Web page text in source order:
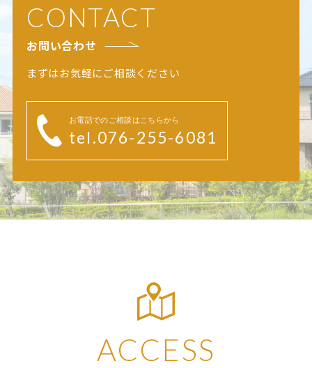
CONTACT
お問い合わせ
まずはお気軽にご相談ください
お電話でのご相談はこちらから
tel.076-255-6081
ACCESS